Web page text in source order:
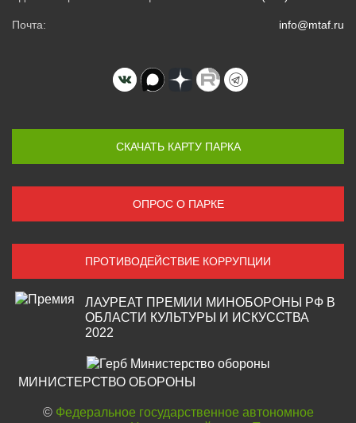
Почта: info@mtaf.ru
СКАЧАТЬ КАРТУ ПАРКА
ОПРОС О ПАРКЕ
ПРОТИВОДЕЙСТВИЕ КОРРУПЦИИ
ЛАУРЕАТ ПРЕМИИ МИНОБОРОНЫ РФ В
ОБЛАСТИ КУЛЬТУРЫ И ИСКУССТВА
2022
МИНИСТЕРСТВО ОБОРОНЫ
© Федеральное государственное автономное